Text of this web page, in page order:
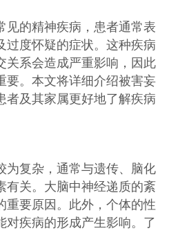
见的精神疾病，患者通常表
过度怀疑的症状。这种疾病
关系会造成严重影响，因此
要。本文将详细介绍被害妄
者及其家属更好地了解疾病
为复杂，通常与遗传、脑化
有关。大脑中神经递质的紊
重要原因。此外，个体的性
对疾病的形成产生影响。了